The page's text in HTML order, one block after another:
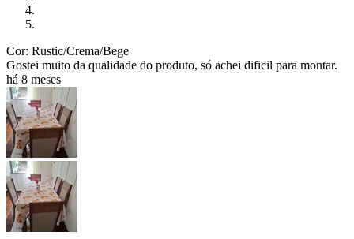
Cor: Rustic/Crema/Bege
Gostei muito da qualidade do produto, só achei dificil para montar.
há 8 meses